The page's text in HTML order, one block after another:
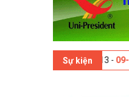
Sự kiện
giới lần thứ 13 -09-02-2026